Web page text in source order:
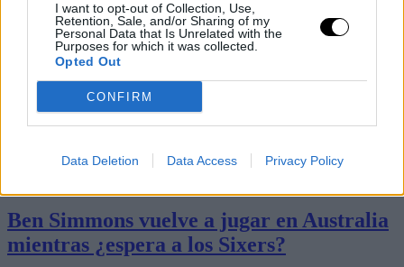
I want to opt-out of Collection, Use,
Retention, Sale, and/or Sharing of my
Personal Data that Is Unrelated with the
Purposes for which it was collected.
Opted Out
CONFIRM
Data Deletion Data Access Privacy Policy
Ben Simmons vuelve a jugar en Australia
mientras ¿espera a los Sixers?